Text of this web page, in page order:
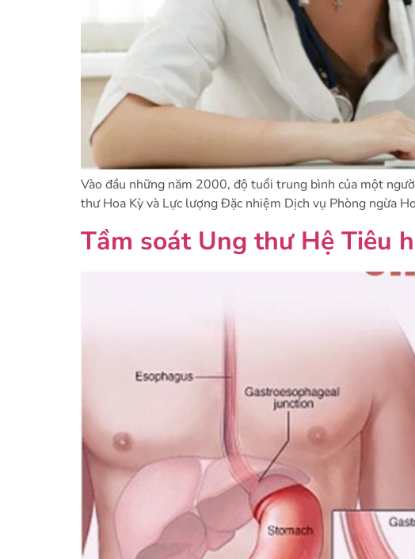
Vào đầu những năm 2000, độ tuổi trung bình của một
thư Hoa Kỳ và Lực lượng Đặc nhiệm Dịch vụ Phòng ngừa
Tầm soát Ung thư Hệ Tiêu